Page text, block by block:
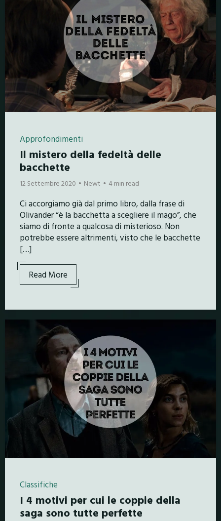
Approfondimenti
Il mistero della fedeltà delle
bacchette
12 Settembre 2020 Newt 4 min read
Ci accorgiamo già dal primo libro, dalla frase di
Olivander “è la bacchetta a scegliere il mago”, che
siamo di fronte a qualcosa di misterioso. Non
potrebbe essere altrimenti, visto che le bacchette
[…]
Read More
Classifiche
I 4 motivi per cui le coppie della
saga sono tutte perfette